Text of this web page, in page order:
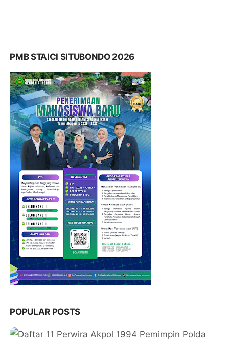
PMB STAICI SITUBONDO 2026
POPULAR POSTS